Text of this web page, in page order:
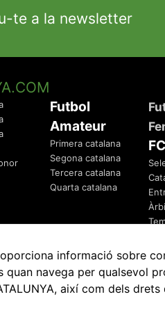
te a la newsletter
Futbol
Amateur
Primera catalana
Segona catalana
Tercera catalana
Quarta catalana
informació sobre
quan navega per qualsevol
així com dels